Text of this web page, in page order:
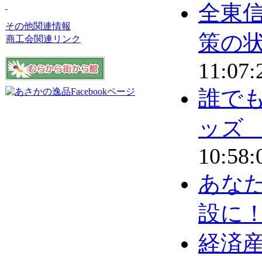
その他関連情報
商工会関連リンク
全東
策の
誰で
ッズ
あな
設に
経済